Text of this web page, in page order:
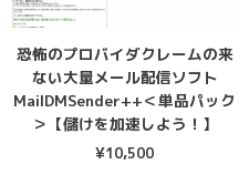
恐怖のプロバイダクレームの来
ない大量メール配信ソフト
MailDMSender++＜単品パック
＞【儲けを加速しよう！】
¥10,500